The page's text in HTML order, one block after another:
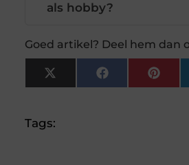
als hobby?
Goed artikel? Deel hem dan
X
(Twitter)
Facebook
Tags: